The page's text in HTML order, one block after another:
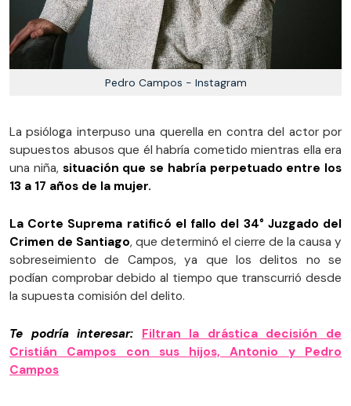
Pedro Campos - Instagram
La psióloga interpuso una querella en contra del actor por
supuestos abusos que él habría cometido mientras ella era
una niña, situación que se habría perpetuado entre los
13 a 17 años de la mujer.
La Corte Suprema ratificó el fallo del 34° Juzgado del
Crimen de Santiago, que determinó el cierre de la causa y
sobreseimiento de Campos, ya que los delitos no se
podían comprobar debido al tiempo que transcurrió desde
la supuesta comisión del delito.
Te podría interesar: Filtran la drástica decisión de
Cristián Campos con sus hijos, Antonio y Pedro
Campos